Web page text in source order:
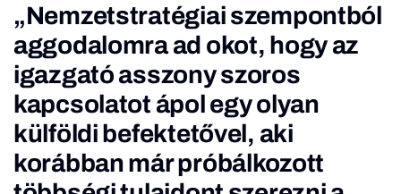
„Nemzetstratégiai szempontból
aggodalomra ad okot, hogy az
igazgató asszony szoros
kapcsolatot ápol egy olyan
külföldi befektetővel, aki
korábban már próbálkozott